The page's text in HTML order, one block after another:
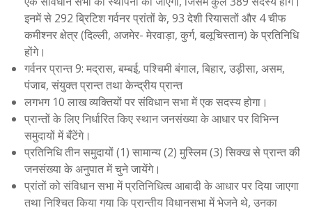
इनमें से 292 ब्रिटिश गर्वनर प्रांतों के, 93 देशी रियासतों और 4 चीफ
कमीश्नर क्षेत्र (दिल्ली, अजमेर- मेरवाड़ा, कुर्ग, बलूचिस्तान) के प्रतिनिधि
होंगे।
गर्वनर प्रान्त 9: मद्रास, बम्बई, पश्चिमी बंगाल, बिहार, उड़ीसा, असम,
पंजाब, संयुक्त प्रान्त तथा केन्द्रीय प्रान्त
लगभग 10 लाख व्यक्तियों पर संविधान सभा में एक सदस्य होगा।
प्रान्तों के लिए निर्धारित किए स्थान जनसंख्या के आधार पर विभिन्न
समुदायों में बँटेंगे।
प्रतिनिधि तीन समुदायों (1) सामान्य (2) मुस्लिम (3) सिक्ख से प्रान्त की
जनसंख्या के अनुपात में चुने जायेंगे।
प्रांतों को संविधान सभा में प्रतिनिधित्व आबादी के आधार पर दिया जाएगा
तथा निश्चित किया गया कि प्रान्तीय विधानसभा में भेजने थे, उनका